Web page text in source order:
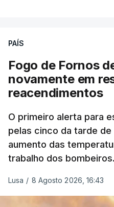
nada disto é
crianças", acrescentou.
António José Seguro
ERRO100
ESTE CONTEÚDO
PAÍS
Fogo de Fornos
novamente em
reacendimentos
O primeiro alerta para
pelas cinco da tarde
aumento das
trabalho dos bombeiros.
Lusa / 8 Agosto 2026, 16:43